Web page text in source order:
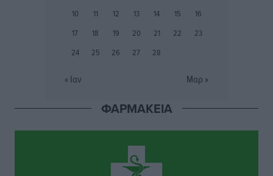
Ιάλυσος Β’: Νωρίς νωρίς μπήκαν στα βάσανα της
Εθνικός Αρχίπολης: Μεγάλο βήμα προόδου η ίδρυση
πριν 5 ώρες
10
11 12 13 14 15
16
17
18 19 20 21 22
23
24
25 26 27 28
« Ιαν Μαρ »
ΦΑΡΜΑΚΕΙΑ